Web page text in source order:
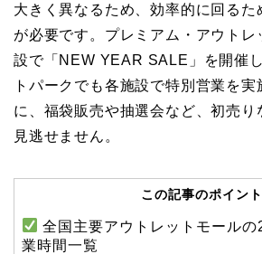
大きく異なるため、効率的に回るた
が必要です。プレミアム・アウトレ
設で「NEW YEAR SALE」を開催
トパークでも各施設で特別営業を実
に、福袋販売や抽選会など、初売り
見逃せません。
この記事のポイント
全国主要アウトレットモール
業時間一覧